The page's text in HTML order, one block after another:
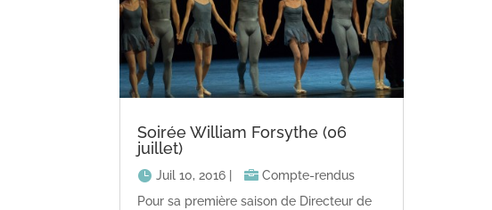
Soirée William Forsythe (06
juillet)
Juil 10, 2016 |
Compte-rendus
Pour sa première saison de Directeur de